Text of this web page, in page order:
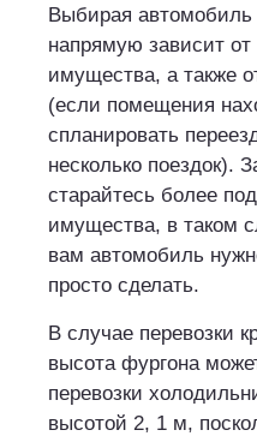
Выбирая
напрямую зависит
имущества, а также
(если помещения
спланировать
несколько поездок).
старайтесь более
имущества, в таком
вам автомобиль
просто сделать.
В случае перевозки
высота фургона
перевозки
высотой 2, 1 м,